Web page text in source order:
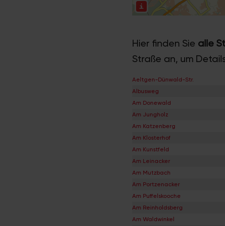
Hier finden Sie alle
Straße an, um
Aeltgen-Dünwald-Str.
Albusweg
Am Donewald
Am Jungholz
Am Katzenberg
Am Klosterhof
Am Kunstfeld
Am Leinacker
Am Mutzbach
Am Portzenacker
Am Puffelskooche
Am Reinholdsberg
Am Waldwinkel